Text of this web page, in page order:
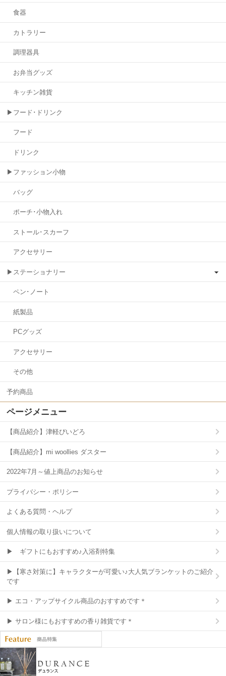
食器
カトラリー
調理器具
お弁当グッズ
キッチン雑貨
▶フード･ドリンク
フード
ドリンク
▶ファッション小物
バッグ
ポーチ･小物入れ
ストール･スカーフ
アクセサリー
▶ステーショナリー
ペン･ノート
紙製品
PCグッズ
アクセサリー
その他
予約商品
ページメニュー
【商品紹介】津軽びいどろ
【商品紹介】mi woollies ダスター
2022年7月～値上商品のお知らせ
プライバシー・ポリシー
よくある質問・ヘルプ
個人情報の取り扱いについて
▶ ギフトにもおすすめ♪入浴剤特集
▶【寒さ対策に】キャラクターが可愛い♪大人気ブランケットのご紹介
です
▶ エコ・アップサイクル商品のおすすめです＊
▶ サロン様にもおすすめの香り雑貨です＊